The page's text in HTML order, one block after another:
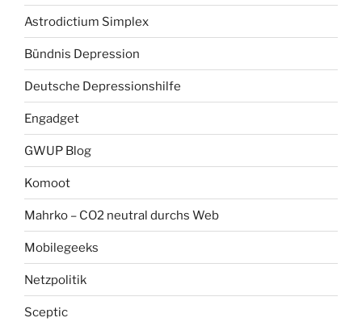
Astrodictium Simplex
Bündnis Depression
Deutsche Depressionshilfe
Engadget
GWUP Blog
Komoot
Mahrko – CO2 neutral durchs Web
Mobilegeeks
Netzpolitik
Sceptic